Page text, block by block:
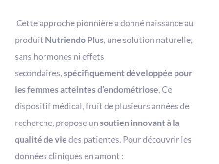
Cette approche pionnière a donné naissance au
produit Nutriendo Plus, une solution naturelle,
sans hormones ni effets
secondaires,spécifiquement développée pour
les femmes atteintes d’endométriose. Ce
dispositif médical, fruit de plusieurs années de
recherche, propose unsoutien innovant à la
qualité de viedes patientes. Pour découvrir les
données cliniques en amont :